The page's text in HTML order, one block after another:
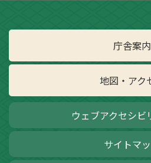
庁舎案内
地図・アク
ウェブアクセシビ
サイトマ